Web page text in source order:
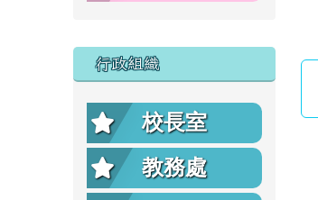
行政組織
校長室
教務處